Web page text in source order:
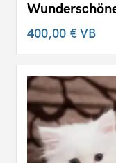
400,00 €VB